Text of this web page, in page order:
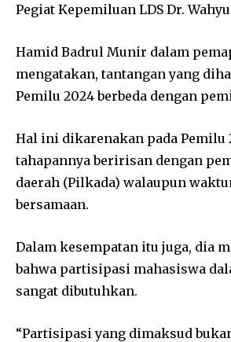
Pegiat Kepemiluan LDS Dr.
Hamid Badrul Munir dalam
mengatakan, tantangan yang
Pemilu 2024 berbeda dengan
Hal ini dikarenakan pada Pemilu
tahapannya beririsan dengan
daerah (Pilkada) walaupun
bersamaan.
Dalam kesempatan itu juga, dia
bahwa partisipasi mahasiswa
sangat dibutuhkan.
“Partisipasi yang dimaksud